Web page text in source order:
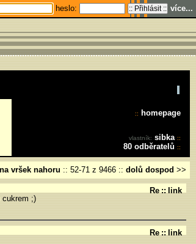
heslo: více...
:: homepage
vlastník: sibka ::
80 odběratelů ::
na vršek nahoru :: 52-71 z 9466 :: dolů dospod >>
Re :: link
;)
Re :: link